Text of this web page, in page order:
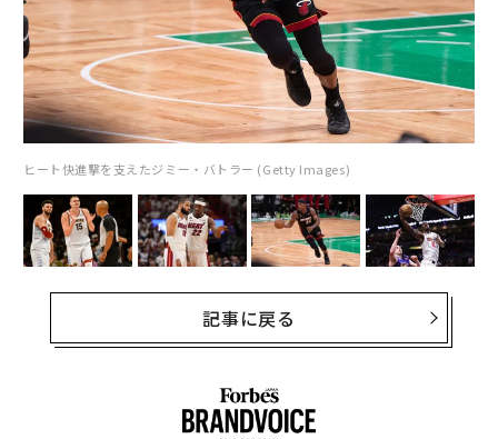
ヒート快進撃を支えたジミー・バトラー (Getty Images)
記事に戻る